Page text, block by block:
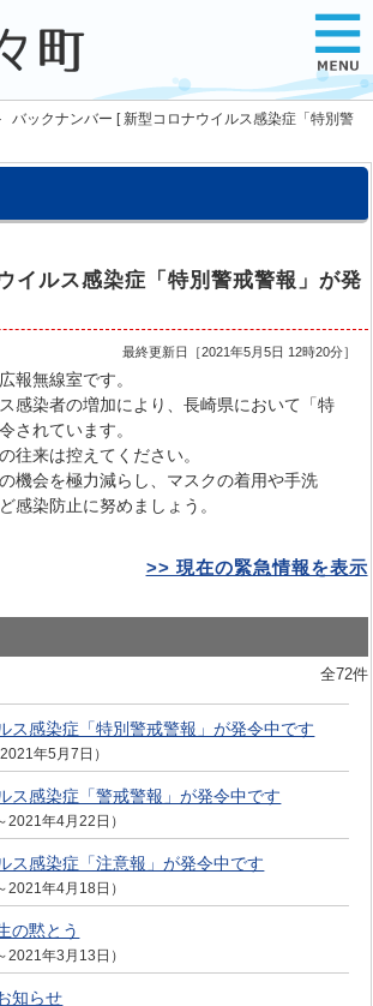
バックナンバー [ 新型コロナウイルス感染症「特別警
イルス感染症「特別警戒警報」が発
最終更新日［2021年5月5日 12時20分］
報無線室です。
感染者の増加により、長崎県において「特
されています。
往来は控えてください。
機会を極力減らし、マスクの着用や手洗
感染防止に努めましょう。
>> 現在の緊急情報を表示
全72件
ス感染症「特別警戒警報」が発令中です
年5月7日）
ス感染症「警戒警報」が発令中です
2021年4月22日）
ス感染症「注意報」が発令中です
2021年4月18日）
の黙とう
2021年3月13日）
知らせ